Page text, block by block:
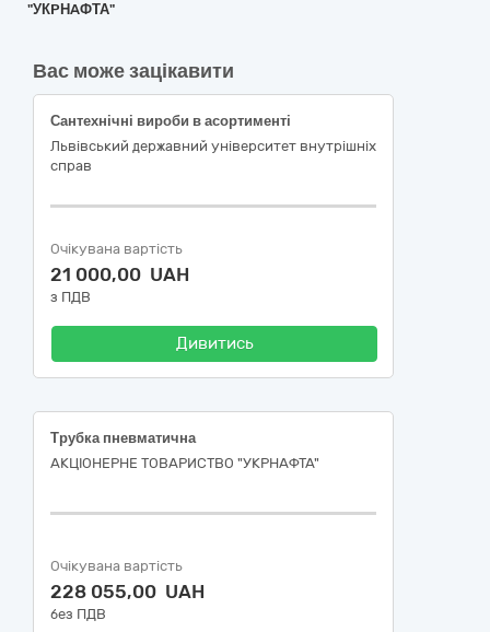
"УКPНAФТА"
Вас може зацікавити
Сантехнічні вироби в асортименті
Львівський державний університет внутрішніх
справ
Очікувана вартість
21 000,00 UAH
з ПДВ
Дивитись
Трубка пневматична
АКЦІОНЕРНЕ ТОВАРИСТВО "УКPНAФТА"
Очікувана вартість
228 055,00 UAH
без ПДВ